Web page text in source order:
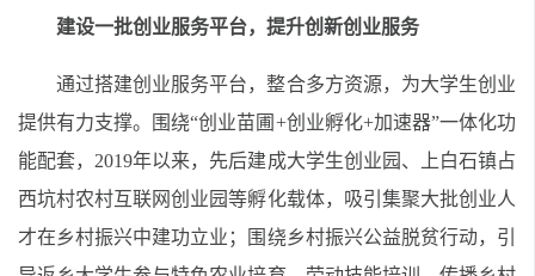
建设一批创业服务平台，提升创新创业服务
通过搭建创业服务平台，整合多方资源，为大学生创业
提供有力支撑。围绕“创业苗圃 +创业孵化+加速器”一体化功
能配套， 2019年以来，先后建成大学生创业园、上白石镇占
西坑村农村互联网创业园等孵化载体，吸引集聚大批创业人
才在乡村振兴中建功立业；围绕乡村振兴公益脱贫行动，引